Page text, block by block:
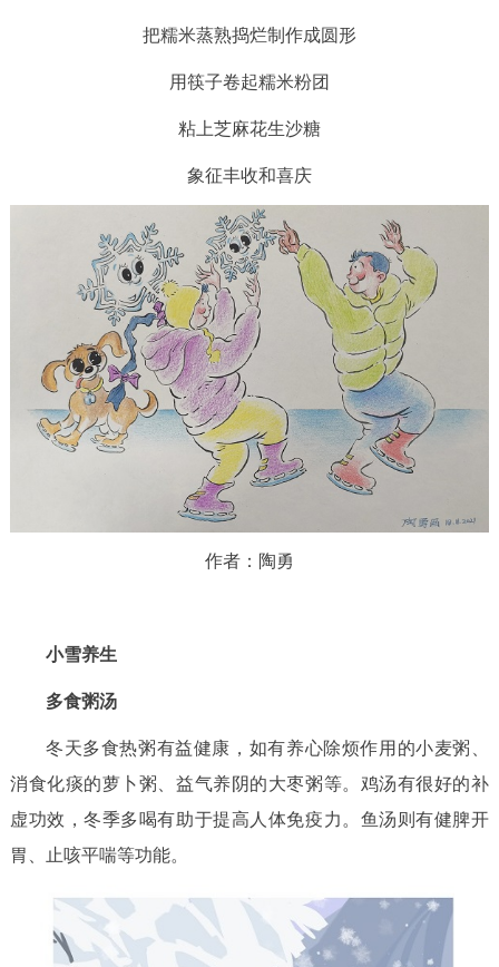
把糯米蒸熟捣烂制作成圆形
用筷子卷起糯米粉团
粘上芝麻花生沙糖
象征丰收和喜庆
作者：陶勇
小雪养生
多食粥汤
冬天多食热粥有益健康，如有养心除烦作用的小麦粥、
消食化痰的萝卜粥、益气养阴的大枣粥等。鸡汤有很好的补
虚功效，冬季多喝有助于提高人体免疫力。鱼汤则有健脾开
胃、止咳平喘等功能。